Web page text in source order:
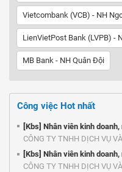
Vietcombank (VCB) - NH
LienVietPost Bank (LVPB) -
MB Bank - NH Quân Đội
Công việc Hot nhất
[Kbs] Nhân viên kinh doanh,
CÔNG TY TNHH DỊCH VỤ
[Kbs] Nhân viên kinh doanh,
CÔNG TY TNHH DỊCH VỤ